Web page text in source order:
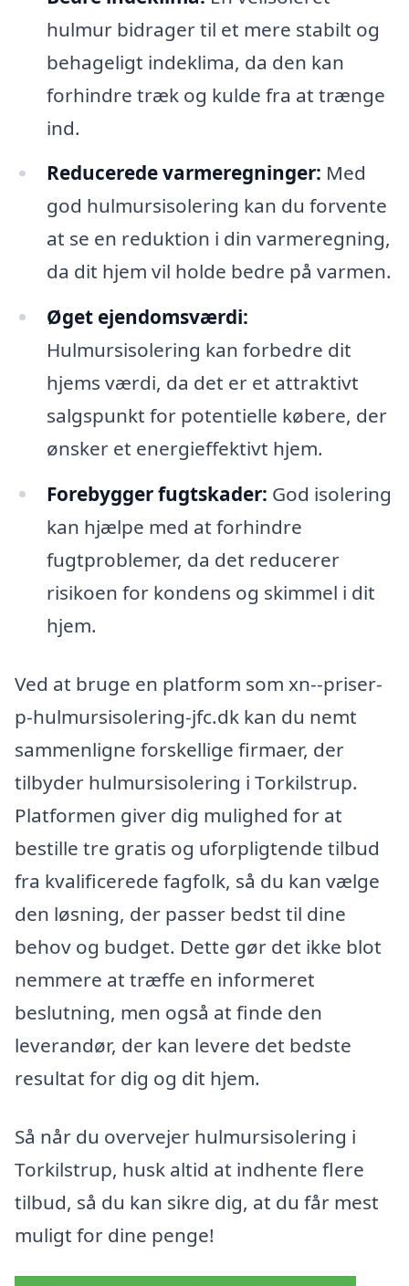
hulmur bidrager til et mere stabilt og
behageligt indeklima, da den kan
forhindre træk og kulde fra at trænge
ind.
Reducerede varmeregninger: Med
god hulmursisolering kan du forvente
at se en reduktion i din varmeregning,
da dit hjem vil holde bedre på varmen.
Øget ejendomsværdi:
Hulmursisolering kan forbedre dit
hjems værdi, da det er et attraktivt
salgspunkt for potentielle købere, der
ønsker et energieffektivt hjem.
Forebygger fugtskader: God isolering
kan hjælpe med at forhindre
fugtproblemer, da det reducerer
risikoen for kondens og skimmel i dit
hjem.
Ved at bruge en platform som xn--priser-
p-hulmursisolering-jfc.dk kan du nemt
sammenligne forskellige firmaer, der
tilbyder hulmursisolering i Torkilstrup.
Platformen giver dig mulighed for at
bestille tre gratis og uforpligtende tilbud
fra kvalificerede fagfolk, så du kan vælge
den løsning, der passer bedst til dine
behov og budget. Dette gør det ikke blot
nemmere at træffe en informeret
beslutning, men også at finde den
leverandør, der kan levere det bedste
resultat for dig og dit hjem.
Så når du overvejer hulmursisolering i
Torkilstrup, husk altid at indhente flere
tilbud, så du kan sikre dig, at du får mest
muligt for dine penge!